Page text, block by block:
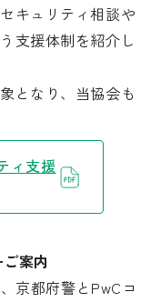
キュリティ相談や
支援体制を紹介し
となり、当協会も
ィ支援
案内
京都府警とPwCコ